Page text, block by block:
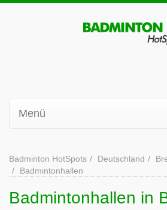
Menü
Badminton HotSpots Deutschland
Badmintonhallen
Badmintonhallen in